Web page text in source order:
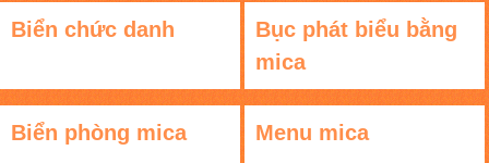
Biển chức danh
Bục phát biểu bằng
mica
Biển phòng mica Menu mica